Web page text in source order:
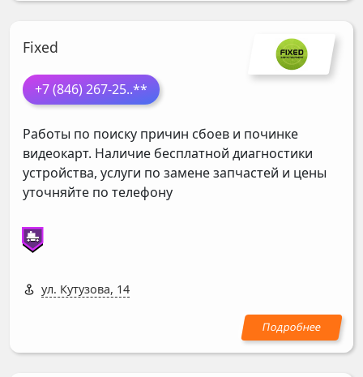
Fixed
+7 (846) 267-25..**
Работы по поиску причин сбоев и починке
видеокарт. Наличие бесплатной диагностики
устройства, услуги по замене запчастей и цены
уточняйте по телефону
ул. Кутузова, 14